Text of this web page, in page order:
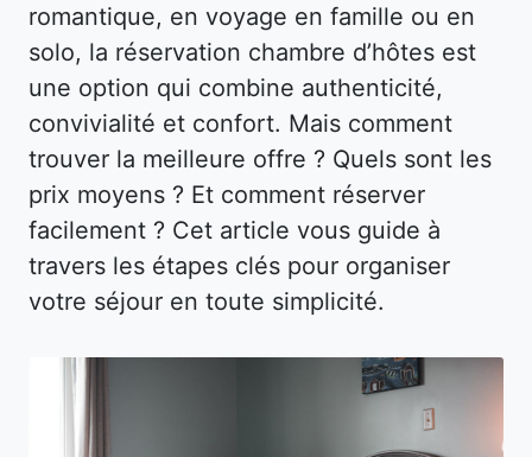
romantique, en voyage en famille ou en
solo, la réservation chambre d’hôtes est
une option qui combine authenticité,
convivialité et confort. Mais comment
trouver la meilleure offre ? Quels sont les
prix moyens ? Et comment réserver
facilement ? Cet article vous guide à
travers les étapes clés pour organiser
votre séjour en toute simplicité.